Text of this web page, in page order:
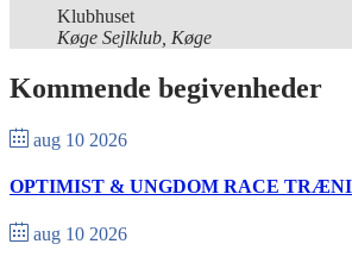
Klubhuset
Køge Sejlklub, Køge
Kommende begivenheder
aug 10 2026
OPTIMIST & UNGDOM RACE
aug 10 2026